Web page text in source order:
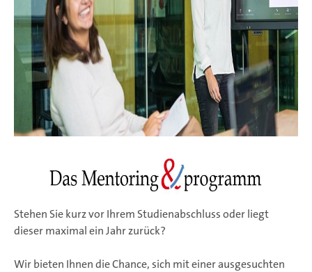
Stehen Sie kurz vor Ihrem Studienabschluss oder liegt
dieser maximal ein Jahr zurück?
Wir bieten Ihnen die Chance, sich mit einer ausgesuchten